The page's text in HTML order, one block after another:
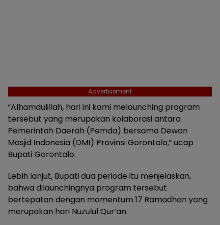
Advertisement
“Alhamdulillah, hari ini kami melaunching program
tersebut yang merupakan kolaborasi antara
Pemerintah Daerah (Pemda) bersama Dewan
Masjid Indonesia (DMI) Provinsi Gorontalo,” ucap
Bupati Gorontalo.
Lebih lanjut, Bupati dua periode itu menjelaskan,
bahwa dilaunchingnya program tersebut
bertepatan dengan momentum 17 Ramadhan yang
merupakan hari Nuzulul Qur’an.